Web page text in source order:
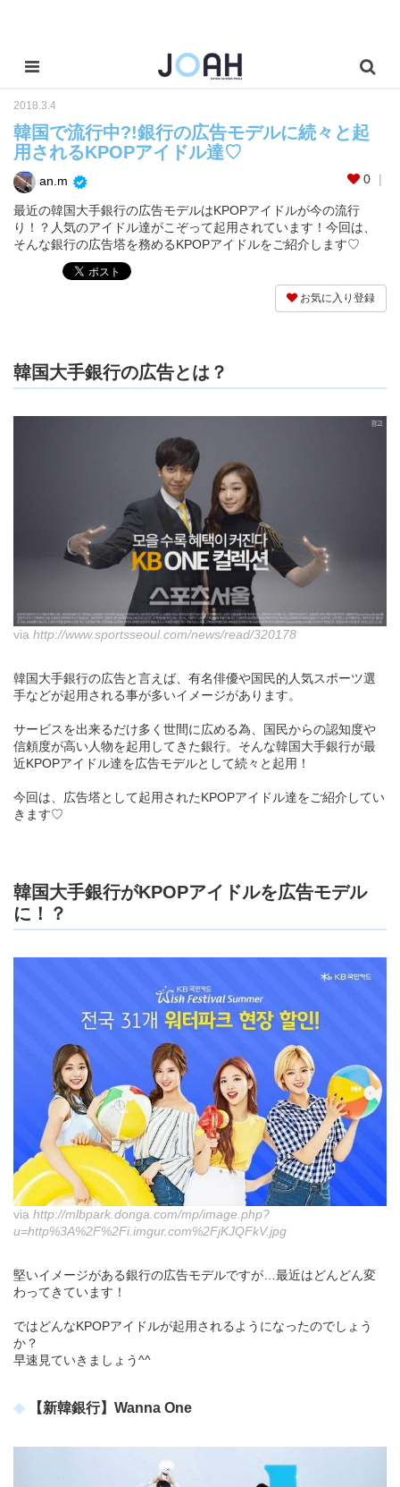
2018.3.4
韓国で流行中?!銀行の広告モデルに続々と起
用されるKPOPアイドル達♡
an.m 0
最近の韓国大手銀行の広告モデルはKPOPアイドルが今の流行
り！？人気のアイドル達がこぞって起用されています！今回は、
そんな銀行の広告塔を務めるKPOPアイドルをご紹介します♡
お気に入り登録
韓国大手銀行の広告とは？
via http://www.sportsseoul.com/news/read/320178
韓国大手銀行の広告と言えば、有名俳優や国民的人気スポーツ選
手などが起用される事が多いイメージがあります。
サービスを出来るだけ多く世間に広める為、国民からの認知度や
信頼度が高い人物を起用してきた銀行。そんな韓国大手銀行が最
近KPOPアイドル達を広告モデルとして続々と起用！
今回は、広告塔として起用されたKPOPアイドル達をご紹介してい
きます♡
韓国大手銀行がKPOPアイドルを広告モデル
に！？
via http://mlbpark.donga.com/mp/image.php?
u=http%3A%2F%2Fi.imgur.com%2FjKJQFkV.jpg
堅いイメージがある銀行の広告モデルですが…最近はどんどん変
わってきています！
ではどんなKPOPアイドルが起用されるようになったのでしょう
か？
早速見ていきましょう^^
【新韓銀行】Wanna One